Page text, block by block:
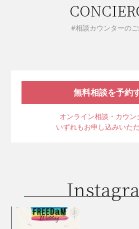
#相談カウンターの
無料相談を予約
オンライン相談・カウン
いずれもお申し込みいただ